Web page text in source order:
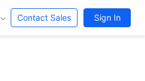
Contact Sales Sign In